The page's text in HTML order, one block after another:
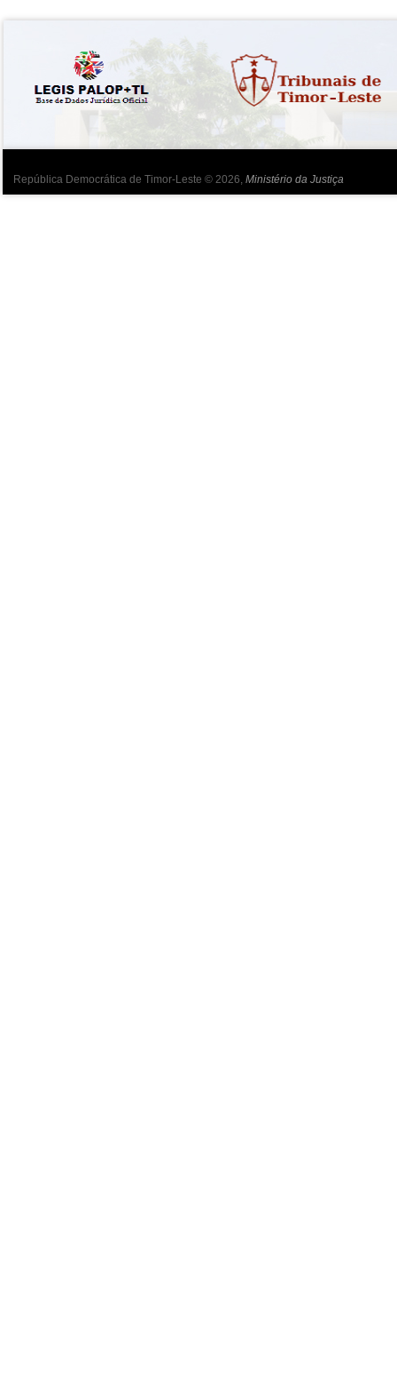
República Democrática de Timor-Leste © 2026, Ministério da Justiça